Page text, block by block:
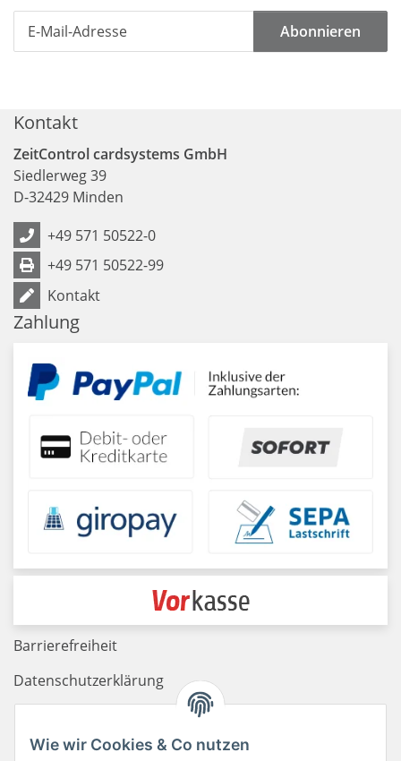
Wie wir Cookies & Co nutzen
Abonnieren
Kontakt
ZeitControl cardsystems GmbH
Siedlerweg 39
D-32429 Minden
+49 571 50522-0
+49 571 50522-99
Kontakt
Zahlung
Barrierefreiheit
Datenschutzerklärung
Newsletter